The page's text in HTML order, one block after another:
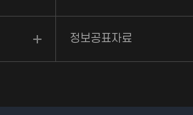
정보공표자료